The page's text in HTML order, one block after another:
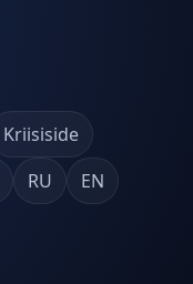
Kriisiside
RU EN